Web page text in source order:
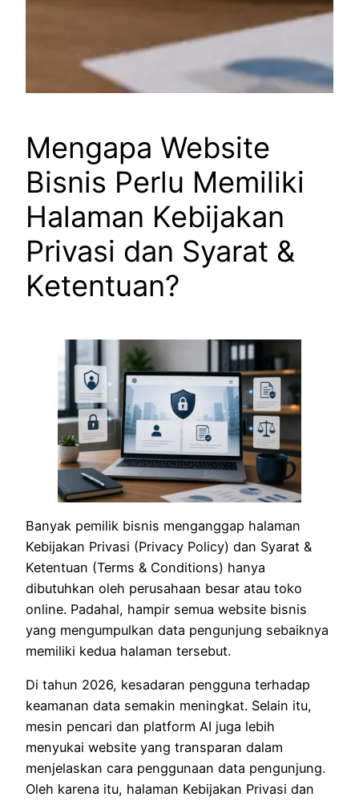
Mengapa Website
Bisnis Perlu Memiliki
Halaman Kebijakan
Privasi dan Syarat &
Ketentuan?
Banyak pemilik bisnis menganggap halaman
Kebijakan Privasi (Privacy Policy) dan Syarat &
Ketentuan (Terms & Conditions) hanya
dibutuhkan oleh perusahaan besar atau toko
online. Padahal, hampir semua website bisnis
yang mengumpulkan data pengunjung sebaiknya
memiliki kedua halaman tersebut.
Di tahun 2026, kesadaran pengguna terhadap
keamanan data semakin meningkat. Selain itu,
mesin pencari dan platform AI juga lebih
menyukai website yang transparan dalam
menjelaskan cara penggunaan data pengunjung.
Oleh karena itu, halaman Kebijakan Privasi dan